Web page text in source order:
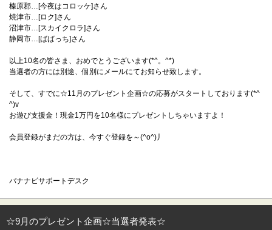
榛原郡…[今夜はコロッケ]さん
焼津市…[ロク]さん
沼津市…[スカイクロラ]さん
静岡市…[ばばっち]さん
以上10名の皆さま、おめでとうございます(*^。^*)
当選者の方には別途、個別にメールにてお知らせ致します。
そして、すでに☆11月のプレゼント企画☆の応募がスタートしております(*^
^)v
お遊び支援金！現金1万円を10名様にプレゼントしちゃいますよ！
会員登録がまだの方は、今すぐ登録を～(^o^)丿
バナナビサポートデスク
☆9月のプレゼント企画☆当選者発表☆